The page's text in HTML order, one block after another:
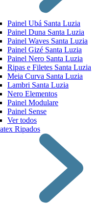
Painel Ubá Santa Luzia
Painel Duna Santa Luzia
Painel Waves Santa Luzia
Painel Gizé Santa Luzia
Painel Nero Santa Luzia
Ripas e Filetes Santa Luzia
Meia Curva Santa Luzia
Lambri Santa Luzia
Nero Elementos
Painel Modulare
Painel Sense
Ver todos
Ripados